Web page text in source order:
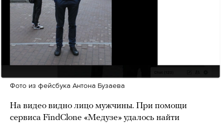
Фото из фейсбука Антона Бузаева
На видео видно лицо мужчины. При помощи
сервиса FindClonе «Медузе» удалось найти